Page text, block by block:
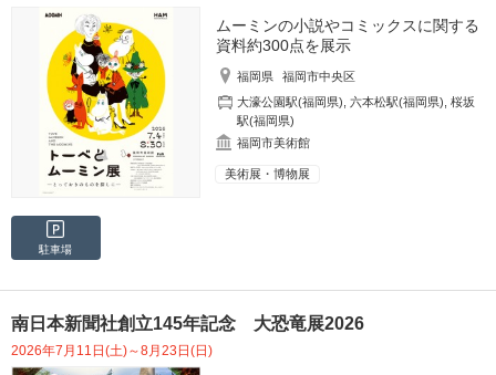
ムーミンの小説やコミックスに関する
資料約300点を展示
福岡県
福岡市中央区
大濠公園駅(福岡県) ,六本松駅(福岡県) ,桜坂
駅(福岡県)
福岡市美術館
美術展・博物展
駐車場
南日本新聞社創立145年記念 大恐竜展2026
2026年7月11日(土)～8月23日(日)